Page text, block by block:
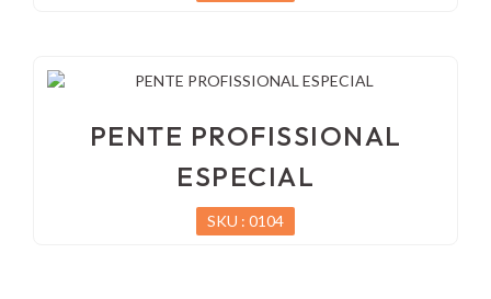
PENTE PROFISSIONAL
ESPECIAL
SKU : 0104